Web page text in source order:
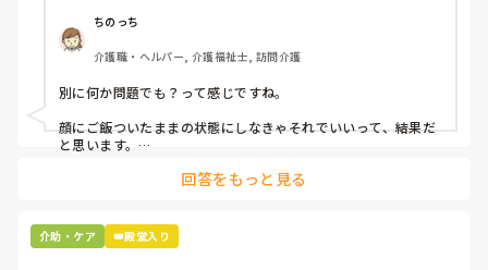
ちのっち
介護職・ヘルパー, 介護福祉士, 訪問介護
別に何か問題でも？って感じですね。
顔にご飯ついたままの状態にしなきゃそれでいいって、結果だ
と思います。
私お風呂専属でバイトしてるんですけど、お風呂の時に顔にカ
あーやってくれなかったんだなって。スプーンでぬぐったりそ
んなことすら、やらないのかね、酷いスタッフとか思いなが
回答をもっと見る
介助・ケア 👑殿堂入り